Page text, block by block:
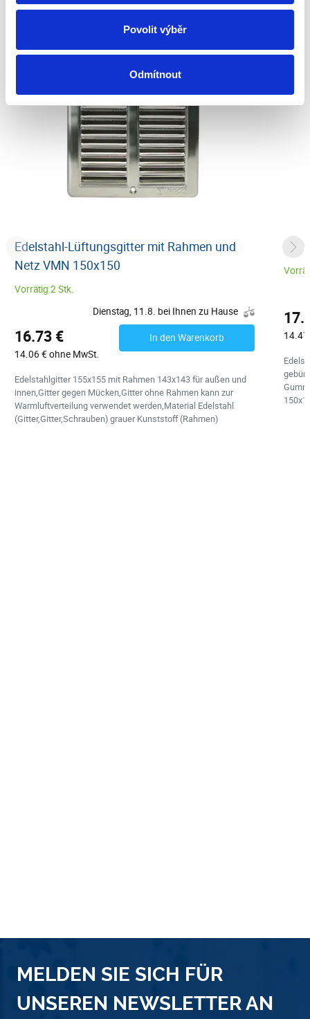
Povolit výběr
Odmítnout
Empfohlenes Zubehör
Edelstahl-Lüftungsgitter mit Rahmen und
Netz VMN 150x150
Vorrätig 2 Stk.
Dienstag, 11.8. bei Ihnen zu Hause
16.73 €
14.06 € ohne MwSt.
In den Warenkorb
Edelstahlgitter 155x155 mit Rahmen 143x143 für außen und
innen,Gitter gegen Mücken,Gitter ohne Rahmen kann zur
Warmluftverteilung verwendet werden,Material Edelstahl
(Gitter,Gitter,Schrauben) grauer Kunststoff (Rahmen)
MELDEN SIE SICH FÜR
UNSEREN NEWSLETTER AN